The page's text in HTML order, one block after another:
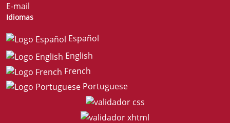
E-mail
Idiomas
Español
English
French
Portuguese